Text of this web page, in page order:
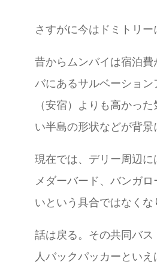
さすがに今はドミトリ
昔からムンバイは宿泊
バにあるサルベーショ
（安宿）よりも高かっ
い半島の形状などが背景
現在では、デリー周辺
メダーバード、バンガ
いという具合ではなくな
話は戻る。その共同バ
人バックパッカーとい